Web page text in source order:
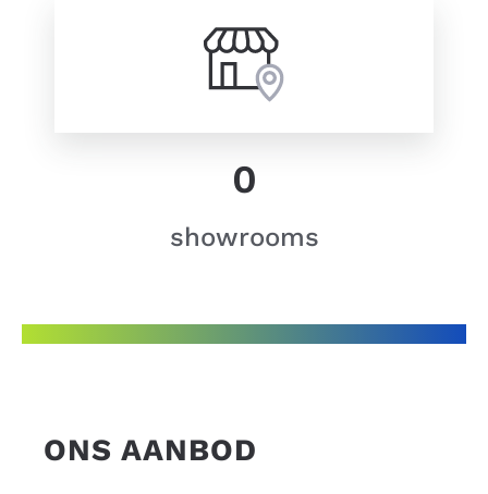
showrooms
0
ONS AANBOD